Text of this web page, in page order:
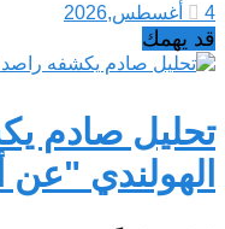
4 أغسطس,2026
قد يهمك
تحليل صادم
الهولندي "عن